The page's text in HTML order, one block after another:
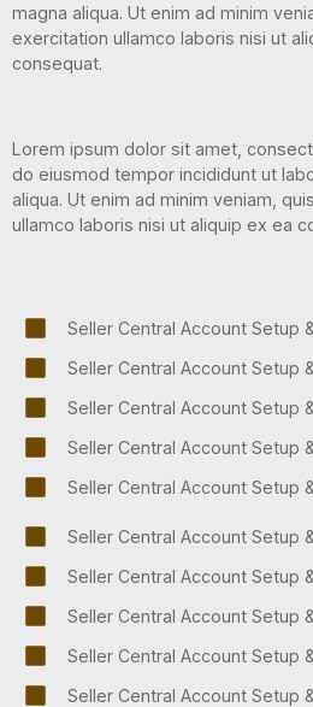
magna aliqua. Ut enim ad minim
exercitation ullamco laboris nisi ut
consequat.
Lorem ipsum dolor sit amet,
do eiusmod tempor incididunt ut
aliqua. Ut enim ad minim veniam,
ullamco laboris nisi ut aliquip ex ea
Seller Central Account Setup
Seller Central Account Setup
Seller Central Account Setup
Seller Central Account Setup
Seller Central Account Setup
Seller Central Account Setup
Seller Central Account Setup
Seller Central Account Setup
Seller Central Account Setup
Seller Central Account Setup